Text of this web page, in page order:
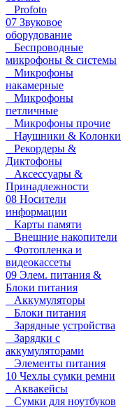
Profoto
07 Звуковое
оборудование
Беспроводные
микрофоны & системы
Микрофоны
накамерные
Микрофоны
петличные
Микрофоны прочие
Наушники & Колонки
Рекордеры &
Диктофоны
Аксессуары &
Принадлежности
08 Носители
информации
Карты памяти
Внешние накопители
Фотопленка и
видеокассеты
09 Элем. питания &
Блоки питания
Аккумуляторы
Блоки питания
Зарядные устройства
Зарядки с
аккумуляторами
Элементы питания
10 Чехлы сумки ремни
Аквакейсы
Сумки для ноутбуков